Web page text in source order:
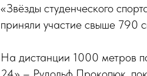
«Звёзды студенческого
приняли участие свыше 790
На дистанции 1000 метров